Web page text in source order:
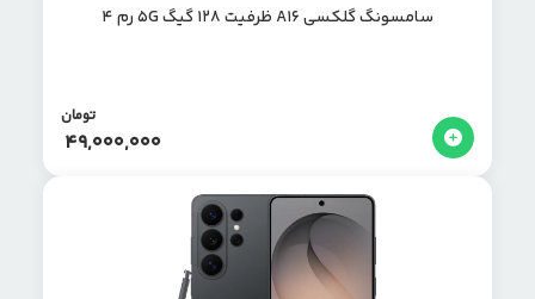
سامسونگ گلکسی A16 ظرفیت 128 گیگ 5G رم ۴
49,000,000
تومان